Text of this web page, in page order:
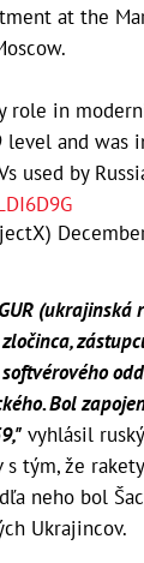
at the
role in
level and was
used by
(ukrajinská
Bol
vyhlásil
s tým, že
neho bol
Ukrajincov.